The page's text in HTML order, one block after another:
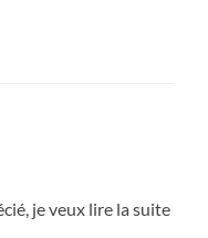
je veux lire la suite